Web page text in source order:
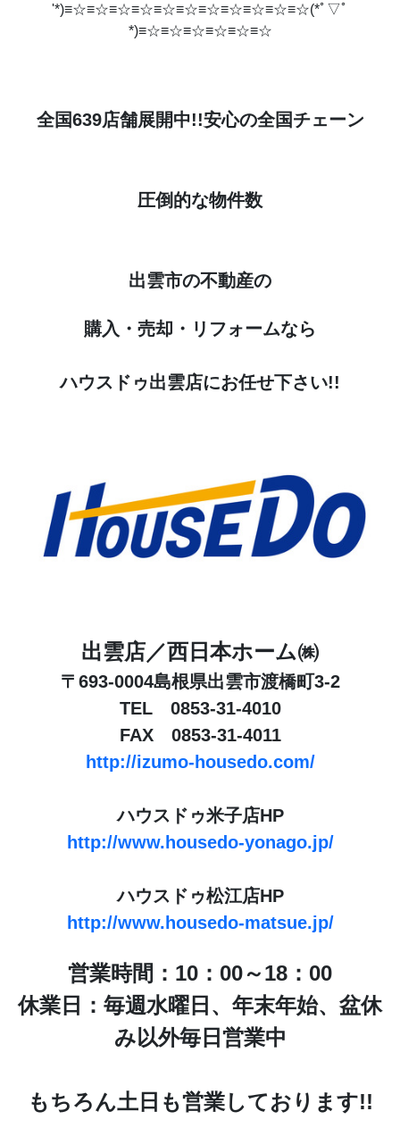
'*)≡☆≡☆≡☆≡☆≡☆≡☆≡☆≡☆≡☆≡☆≡☆(*ﾟ▽ﾟ
*)≡☆≡☆≡☆≡☆≡☆≡☆
全国639店舗展開中!!安心の全国チェーン
圧倒的な物件数
出雲市の不動産の
購入・売却・リフォームなら
ハウスドゥ出雲店にお任せ下さい!!
出雲店／西日本ホーム㈱
〒693-0004島根県出雲市渡橋町3-2
TEL 0853-31-4010
FAX 0853-31-4011
http://izumo-housedo.com/
ハウスドゥ米子店HP
http://www.housedo-yonago.jp/
ハウスドゥ松江店HP
http://www.housedo-matsue.jp/
営業時間：10：00～18：00
休業日：毎週水曜日、年末年始、盆休
み以外毎日営業中
もちろん土日も営業しております!!